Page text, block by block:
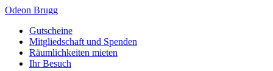
Odeon Brugg
Gutscheine
Mitgliedschaft und Spenden
Räumlichkeiten mieten
Ihr Besuch